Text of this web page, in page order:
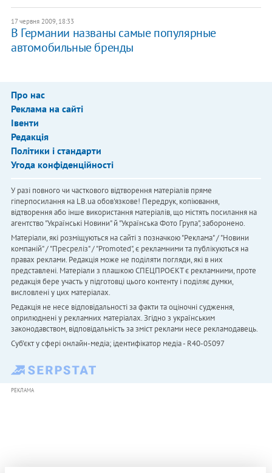
17 червня 2009, 18:33
В Германии названы самые популярные
автомобильные бренды
Про нас
Реклама на сайті
Івенти
Редакція
Політики і стандарти
Угода конфіденційності
У разі повного чи часткового відтворення матеріалів пряме
гіперпосилання на LB.ua обов'язкове! Передрук, копіювання,
відтворення або інше використання матеріалів, що містять посилання на
агентство "Українськi Новини" й "Українська Фото Група", заборонено.
Матеріали, які розміщуються на сайті з позначкою "Реклама" / "Новини
компаній" / "Пресреліз" / "Promoted", є рекламними та публікуються на
правах реклами. Редакція може не поділяти погляди, які в них
представлені. Матеріали з плашкою СПЕЦПРОЄКТ є рекламними, проте
редакція бере участь у підготовці цього контенту і поділяє думки,
висловлені у цих матеріалах.
Редакція не несе відповідальності за факти та оціночні судження,
оприлюднені у рекламних матеріалах. Згідно з українським
законодавством, відповідальність за зміст реклами несе рекламодавець.
Cуб'єкт у сфері онлайн-медіа; ідентифікатор медіа - R40-05097
РЕКЛАМА